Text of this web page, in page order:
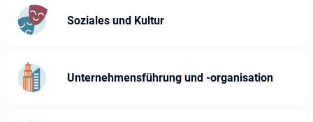
Soziales und Kultur
Unternehmensführung und -⁠organisation